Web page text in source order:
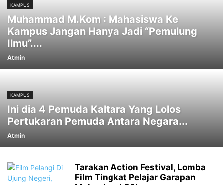
KAMPUS
Muhammad M.Kom : Mahasiswa Ke
Kampus Jangan Hanya Jadi “Pemulung
Ilmu”....
Atmin
KAMPUS
Ini dia 4 Pemuda Kaltara Yang Lolos
Pertukaran Pemuda Antara Negara...
Atmin
Tarakan Action Festival, Lomba
Film Tingkat Pelajar Garapan